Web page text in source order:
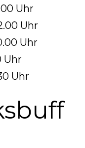
Uhr
Uhr
Uhr
Uhr
Uhr